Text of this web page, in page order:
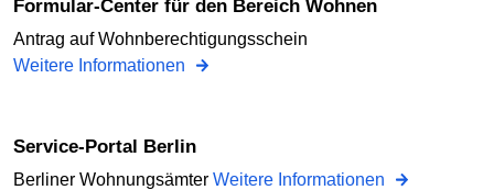
Formular-Center für den Bereich Wohnen
Antrag auf Wohnberechtigungsschein
Weitere Informationen
Service-Portal Berlin
Berliner Wohnungsämter Weitere Informationen